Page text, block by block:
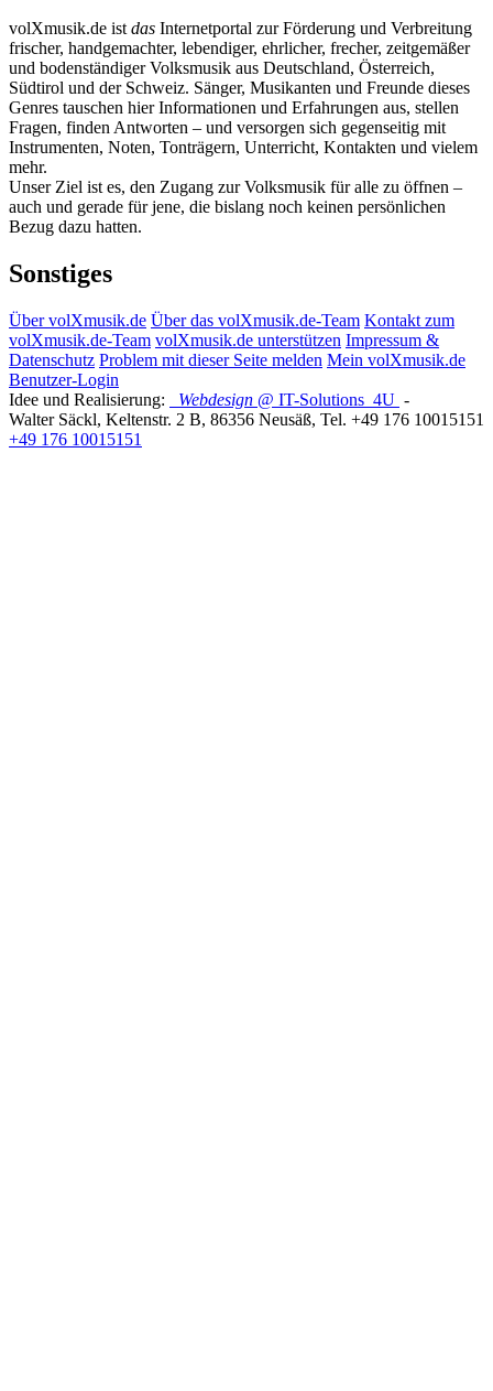
volXmusik.de ist das Internetportal zur Förderung und Verbreitung
frischer, handgemachter, lebendiger, ehrlicher, frecher, zeitgemäßer
und bodenständiger Volksmusik aus Deutschland, Österreich,
Südtirol und der Schweiz. Sänger, Musikanten und Freunde dieses
Genres tauschen hier Informationen und Erfahrungen aus, stellen
Fragen, finden Antworten – und versorgen sich gegenseitig mit
Instrumenten, Noten, Tonträgern, Unterricht, Kontakten und vielem
mehr.
Unser Ziel ist es, den Zugang zur Volksmusik für alle zu öffnen –
auch und gerade für jene, die bislang noch keinen persönlichen
Bezug dazu hatten.
Sonstiges
Über volXmusik.de Über das volXmusik.de-Team Kontakt zum
volXmusik.de-Team volXmusik.de unterstützen Impressum &
Datenschutz Problem mit dieser Seite melden Mein volXmusik.de
Benutzer-Login
Idee und Realisierung:
Webdesign @ IT-Solutions 4U -
Walter Säckl, Keltenstr. 2 B, 86356 Neusäß, Tel. +49 176 10015151
+49 176 10015151